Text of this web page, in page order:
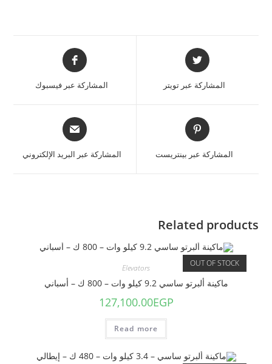
المشاركة عبر تويتر المشاركة عبر فيسبوك
المشاركة عبر بينتريست المشاركة عبر البريد الإلكتروني
Related products
OUT OF STOCK
Elevators
ماكينة ألبرتو ساسي 9.2 كيلو وات – 800 ك – أسباني
127,100.00EGP
Read more